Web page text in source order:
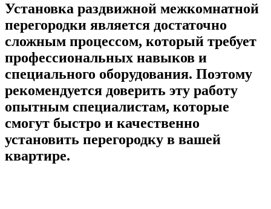
Установка раздвижной межкомнатной
перегородки является достаточно
сложным процессом, который требует
профессиональных навыков и
специального оборудования. Поэтому
рекомендуется доверить эту работу
опытным специалистам, которые
смогут быстро и качественно
установить перегородку в вашей
квартире.